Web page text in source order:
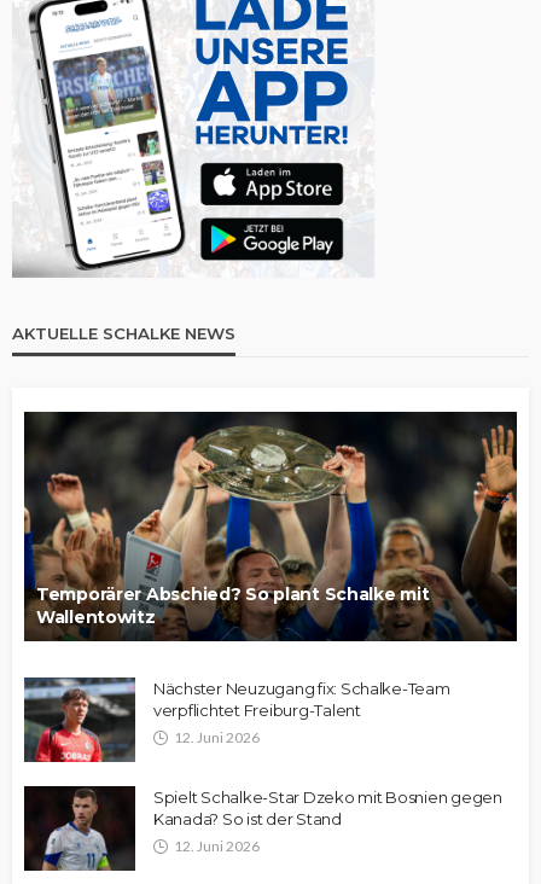
AKTUELLE SCHALKE NEWS
Temporärer Abschied? So plant Schalke mit
Wallentowitz
Nächster Neuzugang fix: Schalke-Team
verpflichtet Freiburg-Talent
12. Juni 2026
Spielt Schalke-Star Dzeko mit Bosnien gegen
Kanada? So ist der Stand
12. Juni 2026